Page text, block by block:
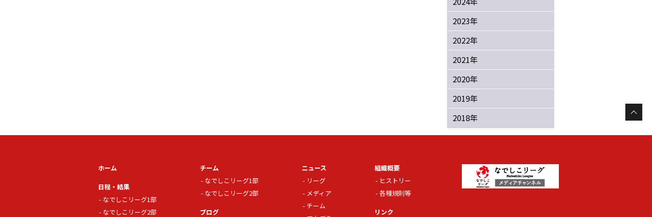
2023年
2022年
2021年
2020年
2019年
2018年
ホーム
日程・結果
なでしこリーグ1部
なでしこリーグ2部
チーム
なでしこリーグ1部
なでしこリーグ2部
ブログ
ニュース
リーグ
メディア
チーム
組織概要
ヒストリー
各種規則等
リンク